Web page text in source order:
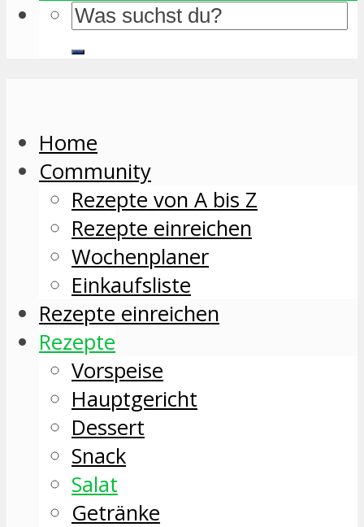
Home
Community
Rezepte von A bis Z
Rezepte einreichen
Wochenplaner
Einkaufsliste
Rezepte einreichen
Rezepte
Vorspeise
Hauptgericht
Dessert
Snack
Salat
Getränke